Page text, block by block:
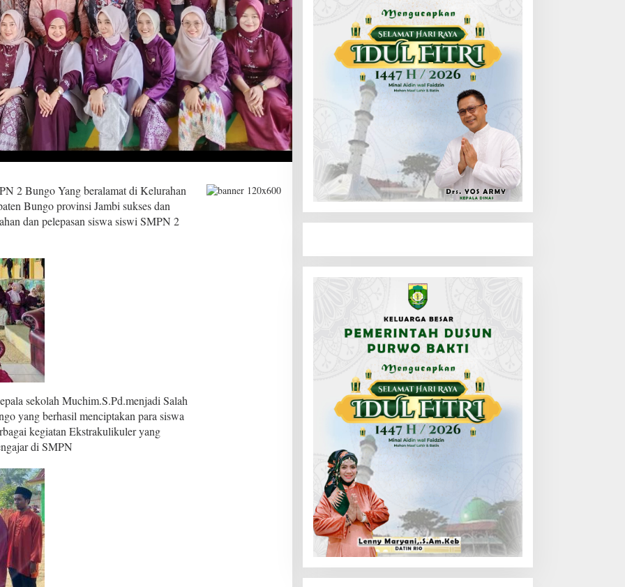
2 Bungo Yang beralamat di Kelurahan
Bungo provinsi Jambi sukses dan
dan pelepasan siswa siswi SMPN 2
sekolah Muchim.S.Pd.menjadi Salah
yang berhasil menciptakan para siswa
kegiatan Ekstrakulikuler yang
di SMPN